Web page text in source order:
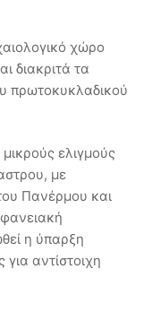
χώρο
διακριτά τα
πρωτοκυκλαδικού
ελιγμούς
με
Πανέρμου και
η ύπαρξη
αντίστοιχη